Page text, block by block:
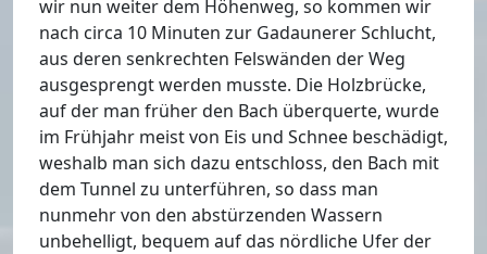
wir nun weiter dem Höhenweg, so kommen wir
nach circa 10 Minuten zur Gadaunerer Schlucht,
aus deren senkrechten Felswänden der Weg
ausgesprengt werden musste. Die Holzbrücke,
auf der man früher den Bach überquerte, wurde
im Frühjahr meist von Eis und Schnee beschädigt,
weshalb man sich dazu entschloss, den Bach mit
dem Tunnel zu unterführen, so dass man
nunmehr von den abstürzenden Wassern
unbehelligt, bequem auf das nördliche Ufer der